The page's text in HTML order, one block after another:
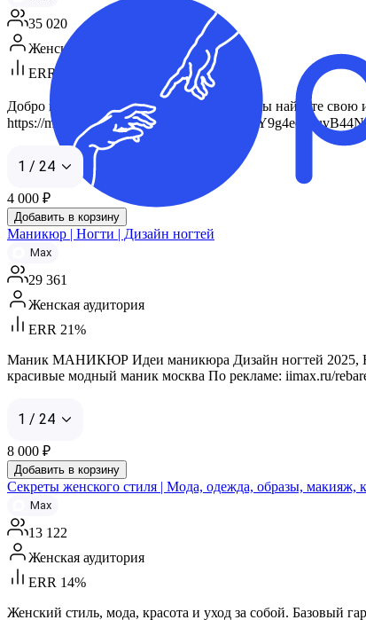
35 020
Женская аудитория
ERR 18%
Добро пожаловать в мир красоты! Здесь вы найдете свою
https://max.ru/join/ySwa-
1 / 24
4 000 ₽
Добавить в корзину
Маникюр | Ногти | Дизайн ногтей
Max
29 361
Женская аудитория
ERR 21%
Маник МАНИКЮР Идеи маникюра Дизайн ногтей 2025,
красивые модный маник москва По рекламе: iimax.ru/
1 / 24
8 000 ₽
Добавить в корзину
Секреты женского стиля | Мода, одежда, образы, макияж,
Max
13 122
Женская аудитория
ERR 14%
Женский стиль, мода, красота и уход за собой. Базовый